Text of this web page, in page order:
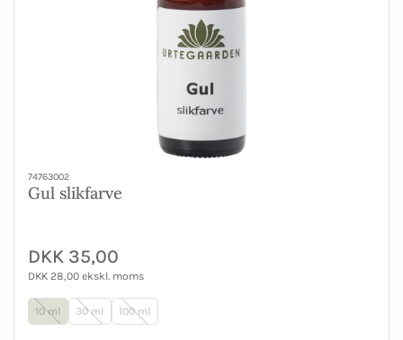
74763002
Gul slikfarve
DKK 35,00
DKK 28,00 ekskl. moms
10 ml 30 ml 100 ml